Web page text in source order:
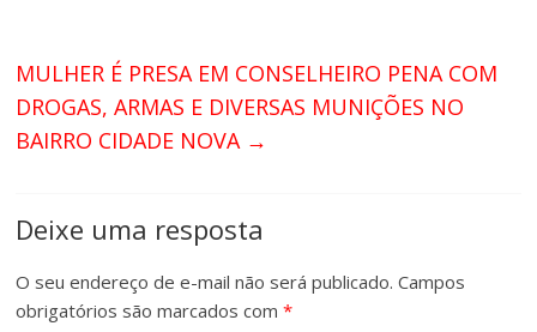
MULHER É PRESA EM CONSELHEIRO PENA COM
DROGAS, ARMAS E DIVERSAS MUNIÇÕES NO
BAIRRO CIDADE NOVA →
Deixe uma resposta
O seu endereço de e-mail não será publicado. Campos
obrigatórios são marcados com*